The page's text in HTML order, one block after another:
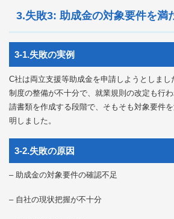
3.失敗3: 助成金の対象要件を満
3-1.失敗の実例
C社は両立支援等助成金を申請しようとしま
制度の整備が不十分で、就業規則の改定も行
請書類を作成する段階で、そもそも対象要件
明しました。
3-2.失敗の原因
– 助成金の対象要件の確認不足
– 自社の現状把握が不十分